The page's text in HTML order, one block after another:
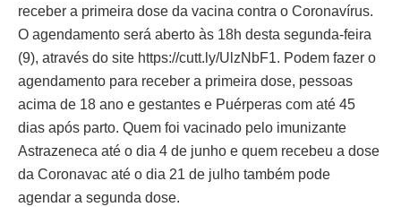
receber a primeira dose da vacina contra o Coronavírus.
O agendamento será aberto às 18h desta segunda-feira
(9), através do site https://cutt.ly/UlzNbF1. Podem fazer o
agendamento para receber a primeira dose, pessoas
acima de 18 ano e gestantes e Puérperas com até 45
dias após parto. Quem foi vacinado pelo imunizante
Astrazeneca até o dia 4 de junho e quem recebeu a dose
da Coronavac até o dia 21 de julho também pode
agendar a segunda dose.